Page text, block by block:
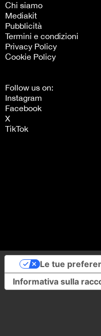
Chi siamo
Mediakit
Pubblicità
Termini e condizioni
Privacy Policy
Cookie Policy
Follow us on:
Instagram
Facebook
X
TikTok
Informativa sulla
Le tue